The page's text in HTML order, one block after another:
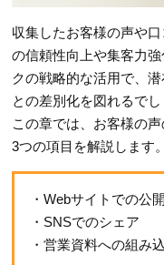
収集したお客様の声や
の信頼性向上や集客力
クの戦略的な活用で、
との差別化を図れるでし
この章では、お客様の
3つの項目を解説します。
・Webサイトでの公開
・SNSでのシェア
・営業資料への組み